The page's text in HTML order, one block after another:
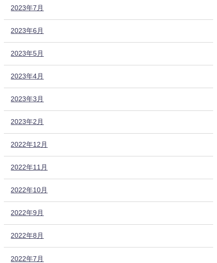
2023年7月
2023年6月
2023年5月
2023年4月
2023年3月
2023年2月
2022年12月
2022年11月
2022年10月
2022年9月
2022年8月
2022年7月